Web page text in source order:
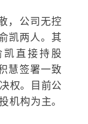
，公司无控
凯两人。其
凯直接持股
慧签署一致
权。目前公
机构为主。